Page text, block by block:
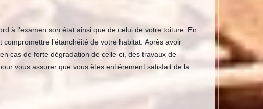
à l’examen son état ainsi que de celui de votre toiture. En
l’étanchéité de votre habitat. Après avoir
cas de forte dégradation de celle-ci, des travaux de
vous assurer que vous êtes entièrement satisfait de la